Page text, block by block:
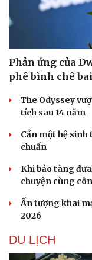
Phản ứng của
phê bình chê bai
The Odyssey
tích sau 14 năm
Cần một hệ
chuẩn
Khi bảo tàng
chuyện cùng
Ấn tượng khai
2026
DU LỊCH